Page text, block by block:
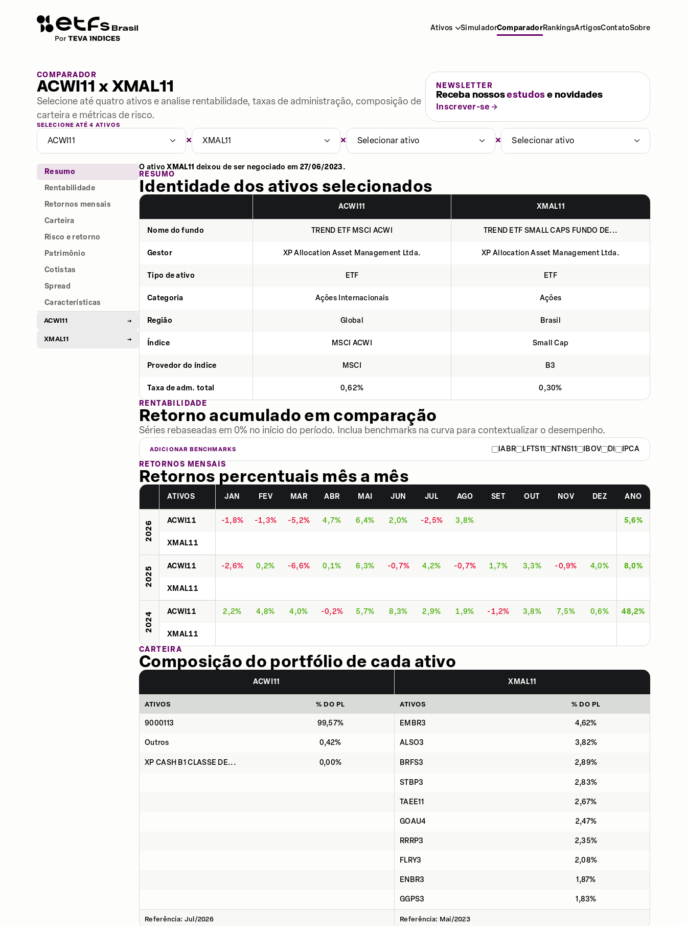
Ativos SimuladorComparadorRankingsArtigosContatoSobre
COMPARADOR
ACWI11 x XMAL11
Selecione até quatro ativos e analise rentabilidade, taxas de administração, composição de
carteira e métricas de risco.
NEWSLETTER
Receba nossosestudose novidades
Inscrever-se
SELECIONE ATÉ 4 ATIVOS
ACWI11 × XMAL11 × Selecionar ativo × Selecionar ativo
Resumo
Rentabilidade
Retornos mensais
Carteira
Risco e retorno
Patrimônio
Cotistas
Spread
Características
ACWI11 →
XMAL11 →
O ativoXMAL11 deixou de ser negociado em 27/06/2023.
RESUMO
Identidade dos ativos selecionados
ACWI11 XMAL11
Nome do fundo TREND ETF MSCI ACWI TREND ETF SMALL CAPS FUNDO DE...
Gestor XP Allocation Asset Management Ltda. XP Allocation Asset Management Ltda.
Tipo de ativo ETF ETF
Categoria Ações Internacionais Ações
Região Global Brasil
Índice MSCI ACWI Small Cap
Provedor do índice MSCI B3
Taxa de adm. total 0,62%
0,30%
RENTABILIDADE
Retorno acumulado em comparação
Séries rebaseadas em 0% no início do período. Inclua benchmarks na curva para contextualizar o desempenho.
ADICIONAR BENCHMARKS IABR LFTS11 NTNS11 IBOV DI
IPCA
RETORNOS MENSAIS
Retornos percentuais mês a mês
ATIVOS JAN FEV MAR ABR MAI JUN JUL AGO SET OUT NOV DEZ ANO
2026 ACWI11 -1,8% -1,3% -5,2% 4,7% 6,4% 2,0% -2,5% 3,8% 5,6%
XMAL11
2025 ACWI11 -2,6% 0,2% -6,6% 0,1% 6,3% -0,7% 4,2% -0,7% 1,7% 3,3% -0,9% 4,0% 8,0%
XMAL11
2024 ACWI11 2,2% 4,8% 4,0% -0,2% 5,7% 8,3% 2,9% 1,9% -1,2% 3,8% 7,5% 0,6% 48,2%
XMAL11
CARTEIRA
Composição do portfólio de cada ativo
ACWI11 XMAL11
ATIVOS % DO PL ATIVOS % DO PL
9000113 99,57% EMBR3 4,62%
Outros 0,42% ALSO3 3,82%
XP CASH B1 CLASSE DE... 0,00% BRFS3 2,89%
STBP3 2,83%
TAEE11 2,67%
GOAU4 2,47%
RRRP3 2,35%
FLRY3 2,08%
ENBR3 1,87%
GGPS3 1,83%
Referência: Jul/2026 Referência: Mai/2023